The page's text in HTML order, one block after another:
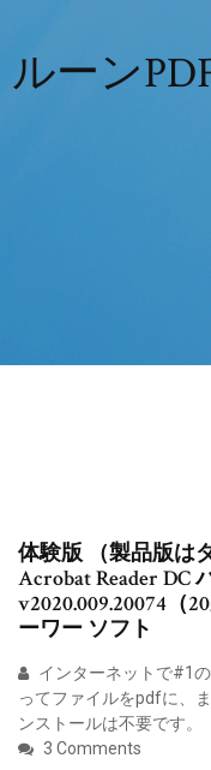
ルーン
体験版 （製品版は
Acrobat Reader DC
v2020.009.20074（
ーワー ソフト
インターネットで#1
ってファイルをpdfに、
ンストールは不要です。
3 Comments